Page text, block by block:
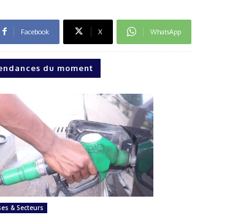
Facebook X WhatsApp
du moment
& Secteurs